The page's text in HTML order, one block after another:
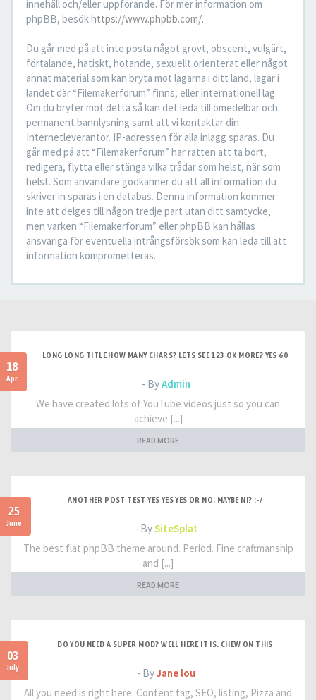
innehåll och/eller uppförande. För mer information om
phpBB, besökhttps://www.phpbb.com/.
Du går med på att inte posta något grovt, obscent, vulgärt,
förtalande, hatiskt, hotande, sexuellt orienterat eller något
annat material som kan bryta mot lagarna i ditt land, lagar i
landet där “Filemakerforum” finns, eller internationell lag.
Om du bryter mot detta så kan det leda till omedelbar och
permanent bannlysning samt att vi kontaktar din
Internetleverantör. IP-adressen för alla inlägg sparas. Du
går med på att “Filemakerforum” har rätten att ta bort,
redigera, flytta eller stänga vilka trådar som helst, när som
helst. Som användare godkänner du att all information du
skriver in sparas i en databas. Denna information kommer
inte att delges till någon tredje part utan ditt samtycke,
men varken “Filemakerforum” eller phpBB kan hållas
ansvariga för eventuella intrångsförsök som kan leda till att
information komprometteras.
18
Apr
LONG LONG TITLE HOW MANY CHARS? LETS SEE 123 OK MORE? YES 60
- ByAdmin
We have created lots of YouTube videos just so you can
achieve [...]
READ MORE
25
June
ANOTHER POST TEST YES YES YES OR NO, MAYBE NI? :-/
- BySiteSplat
The best flat phpBB theme around. Period. Fine craftmanship
and [...]
READ MORE
03
July
DO YOU NEED A SUPER MOD? WELL HERE IT IS. CHEW ON THIS
- ByJane lou
All you need is right here. Content tag, SEO, listing, Pizza and